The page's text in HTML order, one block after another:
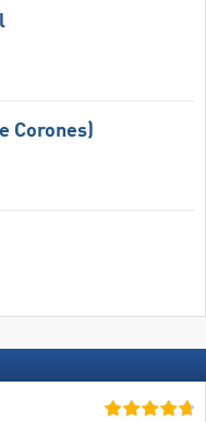
Corones)